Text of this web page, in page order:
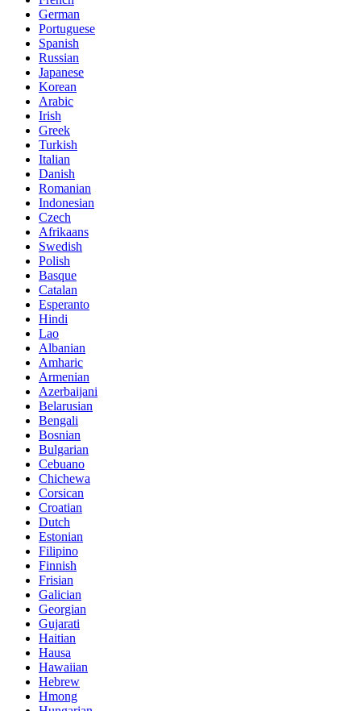
German
Portuguese
Spanish
Russian
Japanese
Korean
Arabic
Irish
Greek
Turkish
Italian
Danish
Romanian
Indonesian
Czech
Afrikaans
Swedish
Polish
Basque
Catalan
Esperanto
Hindi
Lao
Albanian
Amharic
Armenian
Azerbaijani
Belarusian
Bengali
Bosnian
Bulgarian
Cebuano
Chichewa
Corsican
Croatian
Dutch
Estonian
Filipino
Finnish
Frisian
Galician
Georgian
Gujarati
Haitian
Hausa
Hawaiian
Hebrew
Hmong